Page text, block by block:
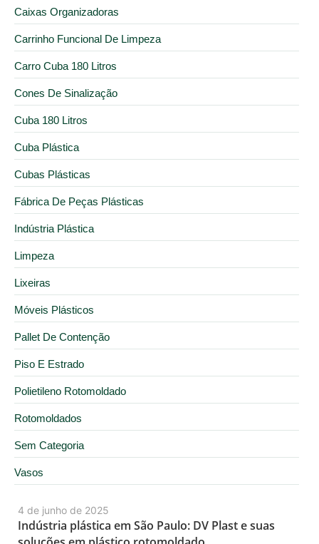
4 de junho de 2025
Indústria plástica em São Paulo: DV Plast e suas
Caixas Organizadoras
Carrinho Funcional De Limpeza
Carro Cuba 180 Litros
Cones De Sinalização
Cuba 180 Litros
Cuba Plástica
Cubas Plásticas
Fábrica De Peças Plásticas
Indústria Plástica
Limpeza
Lixeiras
Móveis Plásticos
Pallet De Contenção
Piso E Estrado
Polietileno Rotomoldado
Rotomoldados
Sem Categoria
Vasos